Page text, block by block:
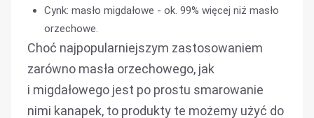
Cynk: masło migdałowe - ok. 99% więcej niż masło
orzechowe.
Choć najpopularniejszym zastosowaniem
zarówno masła orzechowego, jak
i migdałowego jest po prostu smarowanie
nimi kanapek, to produkty te możemy użyć do